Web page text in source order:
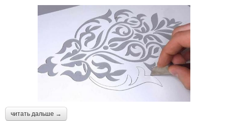
читать дальше →